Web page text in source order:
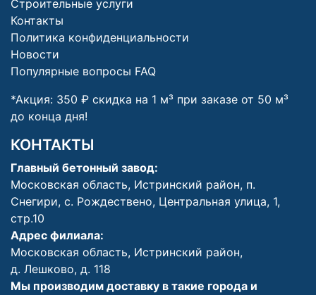
Строительные услуги
Контакты
Политика конфиденциальности
Новости
Популярные вопросы FAQ
*Акция: 350 ₽ скидка на 1 м³ при заказе от 50 м³
до конца дня!
КОНТАКТЫ
Главный бетонный завод:
Московская область, Истринский район, п.
Снегири, с. Рождествено, Центральная улица, 1,
стр.10
Адрес филиала:
Московская область, Истринский район,
д. Лешково, д. 118
Мы производим доставку в такие города и